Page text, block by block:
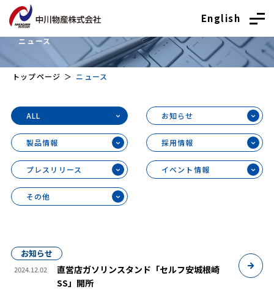
English
News
ニュース
トップページ ニュース
ALL お知らせ
製品情報 採用情報
プレスリリース イベント情報
その他
お知らせ
2024.12.02
直営店ガソリンスタンド「セルフ安城根崎
SS」開所